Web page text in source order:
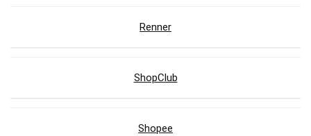
Renner
ShopClub
Shopee